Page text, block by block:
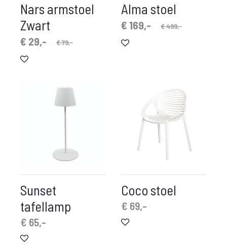
Nars armstoel
Zwart
€79,-
€ 29,-
prijs
Alma stoel
€499,-
Oorspronkelijke
€169,-
Huidige
prijs
Sunset
tafellamp
€ 65,-
Coco stoel
€ 69,-